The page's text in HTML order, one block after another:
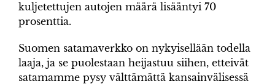
kuljetettujen autojen määrä lisääntyi 70
prosenttia.
Suomen satamaverkko on nykyisellään todella
laaja, ja se puolestaan heijastuu siihen, etteivät
satamamme pysy välttämättä kansainvälisessä